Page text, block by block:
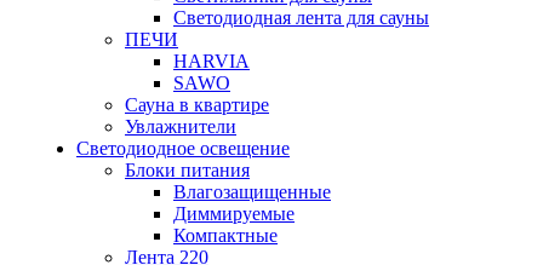
Светодиодная лента для сауны
ПЕЧИ
HARVIA
SAWO
Сауна в квартире
Увлажнители
Светодиодное освещение
Блоки питания
Влагозащищенные
Диммируемые
Компактные
Лента 220